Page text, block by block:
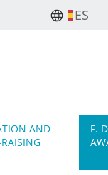
ES
AND
F.